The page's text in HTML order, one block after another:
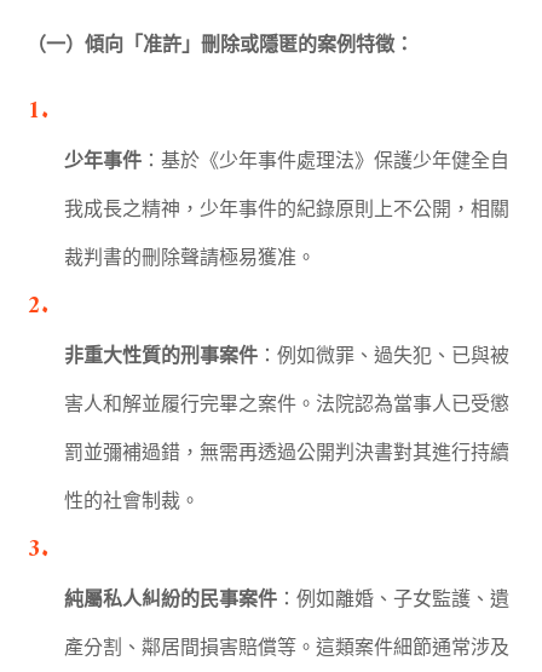
（一）傾向「准許」刪除或隱匿的案例特徵：
少年事件：基於《少年事件處理法》保護少年健全自
我成長之精神，少年事件的紀錄原則上不公開，相關
裁判書的刪除聲請極易獲准。
非重大性質的刑事案件：例如微罪、過失犯、已與被
害人和解並履行完畢之案件。法院認為當事人已受懲
罰並彌補過錯，無需再透過公開判決書對其進行持續
性的社會制裁。
純屬私人糾紛的民事案件：例如離婚、子女監護、遺
產分割、鄰居間損害賠償等。這類案件細節通常涉及